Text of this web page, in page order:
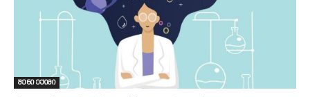
შენი ექიმი